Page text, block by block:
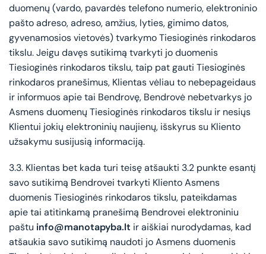
duomenų (vardo, pavardės telefono numerio, elektroninio
pašto adreso, adreso, amžius, lyties, gimimo datos,
gyvenamosios vietovės) tvarkymo Tiesioginės rinkodaros
tikslu. Jeigu davęs sutikimą tvarkyti jo duomenis
Tiesioginės rinkodaros tikslu, taip pat gauti Tiesioginės
rinkodaros pranešimus, Klientas vėliau to nebepageidaus
ir informuos apie tai Bendrovę, Bendrovė nebetvarkys jo
Asmens duomenų Tiesioginės rinkodaros tikslu ir nesiųs
Klientui jokių elektroninių naujienų, išskyrus su Kliento
užsakymu susijusią informaciją.
3.3. Klientas bet kada turi teisę atšaukti 3.2 punkte esantį
savo sutikimą Bendrovei tvarkyti Kliento Asmens
duomenis Tiesioginės rinkodaros tikslu, pateikdamas
apie tai atitinkamą pranešimą Bendrovei elektroniniu
paštu info@manotapyba.lt ir aiškiai nurodydamas, kad
atšaukia savo sutikimą naudoti jo Asmens duomenis